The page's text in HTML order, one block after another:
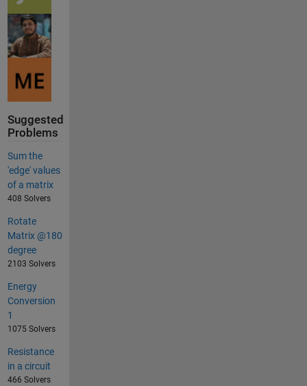
Suggested
Problems
Sum the
'edge' values
of a matrix
408 Solvers
Rotate
Matrix @180
degree
2103 Solvers
Energy
Conversion
1
1075 Solvers
Resistance
in a circuit
466 Solvers